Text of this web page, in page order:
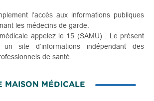
l’accès aux informations publiques
les médecins de garde.
appelez le 15 (SAMU) . Le présent
site d’informations indépendant des
de santé.
MAISON MÉDICALE